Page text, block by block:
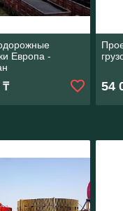
Европа -
₸ 54